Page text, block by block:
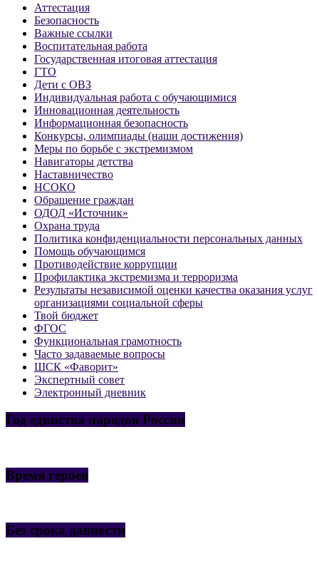
Аттестация
Безопасность
Важные ссылки
Воспитательная работа
Государственная итоговая аттестация
ГТО
Дети с ОВЗ
Индивидуальная работа с обучающимися
Инновационная деятельность
Информационная безопасность
Конкурсы, олимпиады (наши достижения)
Меры по борьбе с экстремизмом
Навигаторы детства
Наставничество
НСОКО
Обращение граждан
ОДОД «Источник»
Охрана труда
Политика конфиденциальности персональных данных
Помощь обучающимся
Противодействие коррупции
Профилактика экстремизма и терроризма
Результаты независимой оценки качества оказания услуг
организациями социальной сферы
Твой бюджет
ФГОС
Функциональная грамотность
Часто задаваемые вопросы
ШСК «Фаворит»
Экспертный совет
Электронный дневник
Год единства народов России
Время героев
Без срока давности